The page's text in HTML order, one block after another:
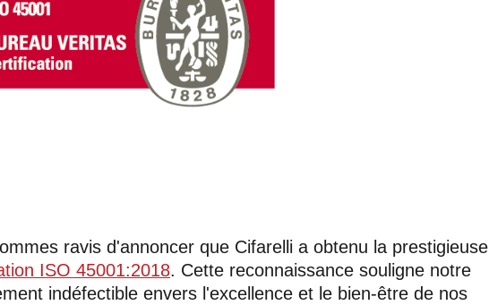
ravis d'annoncer que Cifarelli a obtenu la prestigieuse
ISO 45001:2018. Cette reconnaissance souligne notre
indéfectible envers l'excellence et le bien-être de nos